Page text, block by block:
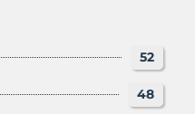
52
48